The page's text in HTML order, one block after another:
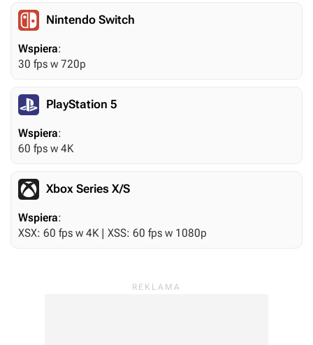
Nintendo Switch
Wspiera:
30 fps w 720p
PlayStation 5
Wspiera:
60 fps w 4K
Xbox Series X/S
Wspiera:
XSX: 60 fps w 4K | XSS: 60 fps w 1080p